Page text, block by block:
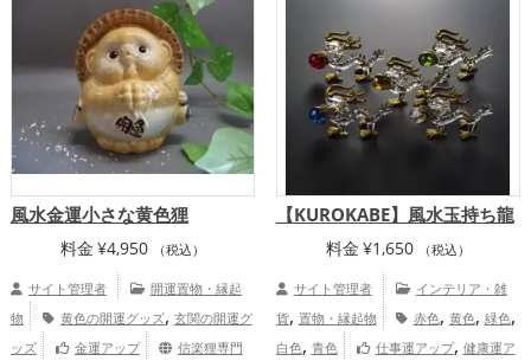
風水金運小さな黄色狸
料金 ¥4,950 （税込）
サイト管理者
開運置物・縁起
物
黄色の開運グッズ, 玄関の開運グ
ッズ
金運アップ
信楽狸専門
【KUROKABE】風水玉持ち龍
料金 ¥1,650 （税込）
サイト管理者
インテリア・雑
貨, 置物・縁起物 赤色, 黄色, 緑色,
白色, 青色 仕事運アップ, 健康運ア